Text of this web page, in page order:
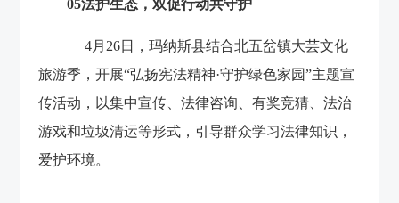
05法护生态，双促行动共守护
4月26日，玛纳斯县结合北五岔镇大芸文化
旅游季，开展“弘扬宪法精神·守护绿色家园”主题宣
传活动，以集中宣传、法律咨询、有奖竞猜、法治
游戏和垃圾清运等形式，引导群众学习法律知识，
爱护环境。